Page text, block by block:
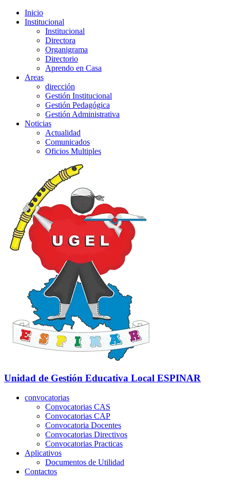
Inicio
Institucional
Institucional
Directora
Organigrama
Directorio
Aprendo en Casa
Areas
dirección
Gestión Institucional
Gestión Pedagógica
Gestión Administrativa
Noticias
Actualidad
Comunicados
Oficios Multiples
Unidad de Gestión Educativa Local ESPINAR
convocatorias
Convocatorias CAS
Convocatorias CAP
Convocatoria Docentes
Convocatorias Directivos
Convocatorias Practicas
Aplicativos
Documentos de Utilidad
Contactos